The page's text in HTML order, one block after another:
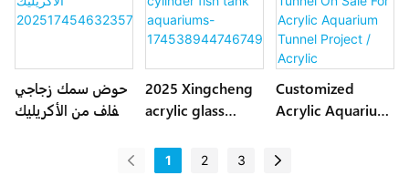
7
174546395451122
7
حوض سمك زجاجي
شفاف من الأكريليك
2025 Xingcheng
acrylic glass
aquariums-
17453894474674
Customized
Acrylic Aquarium
For Acrylic
1 2 3